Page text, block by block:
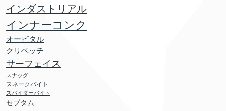
インダストリアル
インナーコンク
オービタル
クリベッチ
サーフェイス
スナッグ
スネークバイト
スパイダーバイト
セプタム